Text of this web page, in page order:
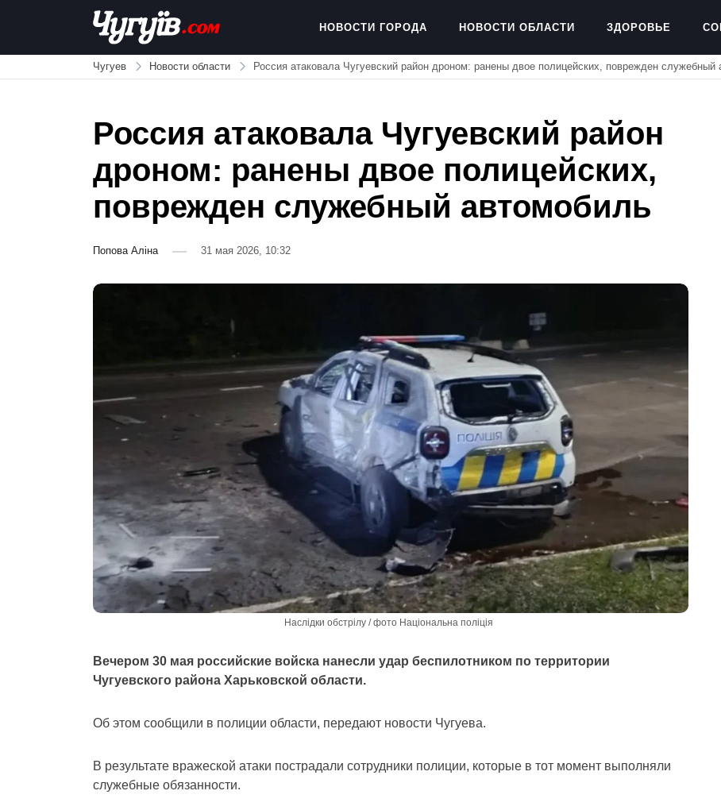
Chuguiv
НОВОСТИ ГОРОДА НОВОСТИ ОБЛАСТИ ЗДОРОВЬЕ
Чугуев Новости области Россия атаковала Чугуевский район дроном: ранены двое полицейских, поврежден служебный
Россия атаковала Чугуевский район
дроном: ранены двое полицейских,
поврежден служебный автомобиль
Попова Аліна 31 мая 2026, 10:32
Наслідки обстрілу / фото Національна поліція
Вечером 30 мая российские войска нанесли удар беспилотником по территории
Чугуевского района Харьковской области.
Об этом сообщили в полиции области, передают новости Чугуева.
В результате вражеской атаки пострадали сотрудники полиции, которые в тот момент выполняли
служебные обязанности.